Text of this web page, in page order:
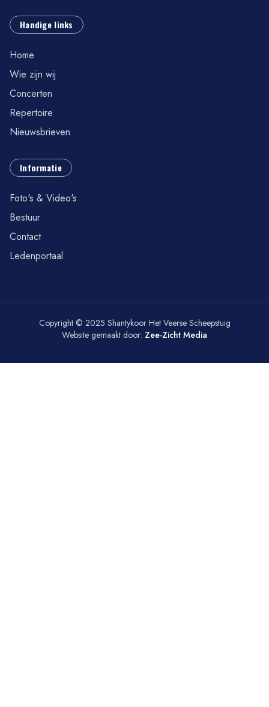
Handige links
Home
Wie zijn wij
Concerten
Repertoire
Nieuwsbrieven
Informatie
Foto's & Video's
Bestuur
Contact
Ledenportaal
Copyright © 2025 Shantykoor Het Veerse Scheepstuig
Website gemaakt door: Zee-Zicht Media